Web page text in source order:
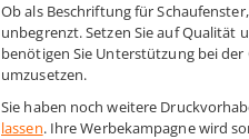
Ob als Beschriftung für
unbegrenzt. Setzen Sie auf Qualität
benötigen Sie Unterstützung bei
umzusetzen.
Sie haben noch weitere
lassen. Ihre Werbekampagne wird